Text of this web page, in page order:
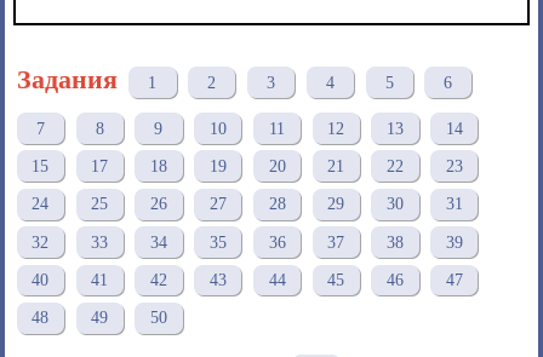
Задания 1 2 3 4 5 6
7 8 9 10 11 12 13 14
15 17 18 19 20 21 22 23
24 25 26 27 28 29 30 31
32 33 34 35 36 37 38 39
40 41 42 43 44 45 46 47
48 49 50